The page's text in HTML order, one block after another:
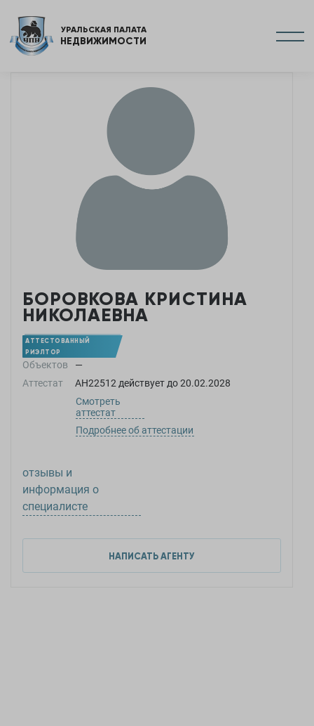
УРАЛЬСКАЯ ПАЛАТА
НЕДВИЖИМОСТИ
БОРОВКОВА КРИСТИНА
НИКОЛАЕВНА
АТТЕСТОВАННЫЙ
РИЭЛТОР
Объектов
—
Аттестат
АН22512 действует до20.02.2028
Смотреть
аттестат
Подробнее об аттестации
отзывы и
информация о
специалисте
НАПИСАТЬ АГЕНТУ